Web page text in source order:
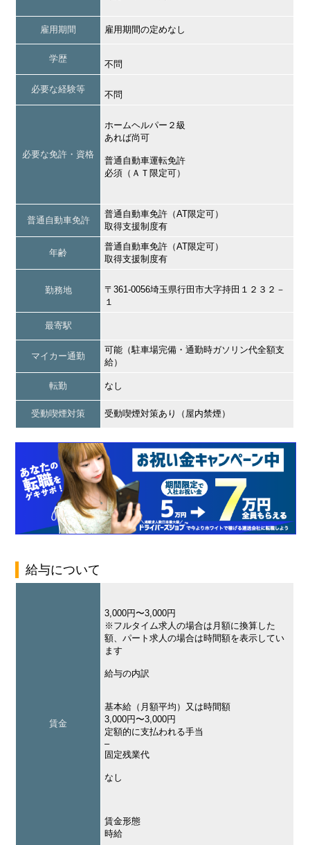
雇用期間 雇用期間の定めなし
学歴
不問
必要な経験等
不問
必要な免許・資格
ホームヘルパー２級
あれば尚可
普通自動車運転免許
必須（ＡＴ限定可）
普通自動車免許
普通自動車免許（AT限定可）
取得支援制度有
年齢
普通自動車免許（AT限定可）
取得支援制度有
勤務地
〒361-0056埼玉県行田市大字持田１２３２－
１
最寄駅
マイカー通勤
可能（駐車場完備・通勤時ガソリン代全額支
給）
転勤 なし
受動喫煙対策 受動喫煙対策あり（屋内禁煙）
給与について
賃金
3,000円〜3,000円
※フルタイム求人の場合は月額に換算した
額、パート求人の場合は時間額を表示してい
ます
給与の内訳
基本給（月額平均）又は時間額
3,000円〜3,000円
定額的に支払われる手当
–
固定残業代
なし
賃金形態
時給